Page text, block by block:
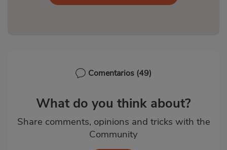
Comentarios (49)
What do you think about?
Share comments, opinions and tricks with the
Community